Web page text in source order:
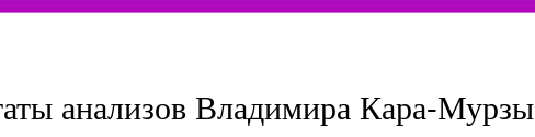
анализов Владимира Кара-Мурзы